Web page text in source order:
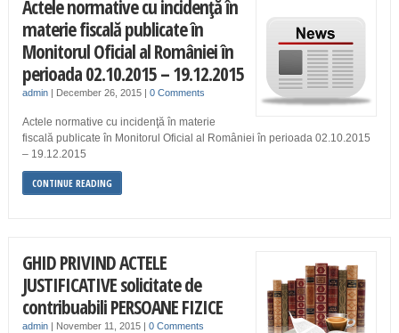
Actele normative cu incidenţă în
materie fiscală publicate în
Monitorul Oficial al României în
perioada 02.10.2015 – 19.12.2015
admin| December 26, 2015 | 0 Comments
Actele normative cu incidenţă în materie
fiscală publicate în Monitorul Oficial al României în perioada 02.10.2015
– 19.12.2015
CONTINUE READING
GHID PRIVIND ACTELE
JUSTIFICATIVE solicitate de
contribuabili PERSOANE FIZICE
admin| November 11, 2015 | 0 Comments